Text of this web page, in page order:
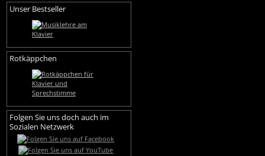
Unser Bestseller
Rotkäppchen
Folgen Sie uns doch auch im
Sozialen Netzwerk